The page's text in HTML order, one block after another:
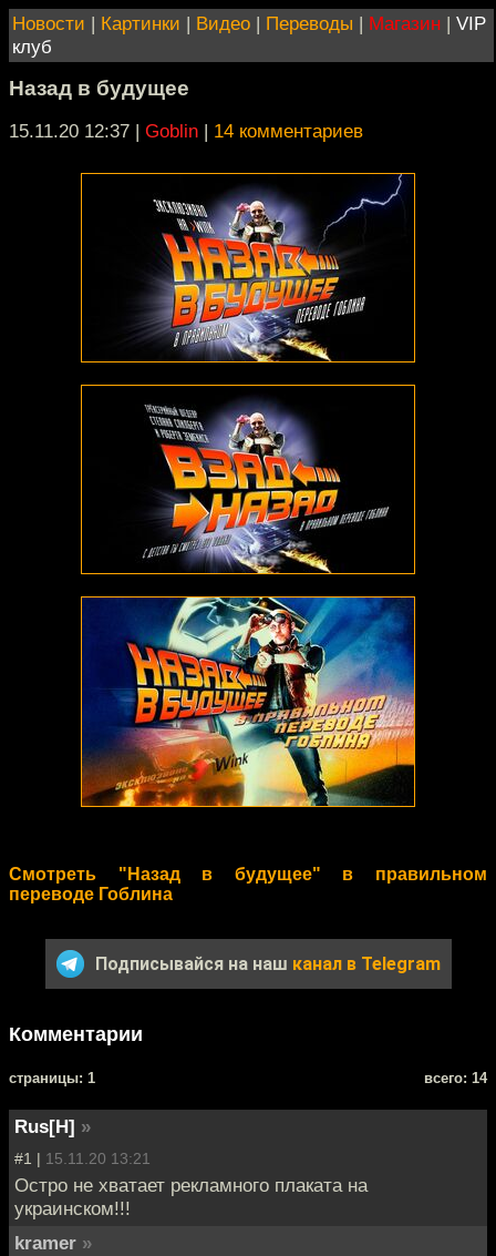
Новости | Картинки | Видео | Переводы | Магазин | VIP
клуб
Назад в будущее
15.11.20 12:37 | Goblin | 14 комментариев
Смотреть "Назад в будущее" в правильном
переводе Гоблина
Подписывайся на наш канал в Telegram
Комментарии
cтраницы: 1 всего: 14
Rus[H] »
#1 | 15.11.20 13:21
Остро не хватает рекламного плаката на
украинском!!!
kramer »